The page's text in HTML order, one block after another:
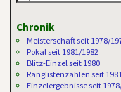
Chronik
Meisterschaft seit 1978/
Pokal seit 1981/1982
Blitz-Einzel seit 1980
Ranglistenzahlen seit
Einzelergebnisse seit